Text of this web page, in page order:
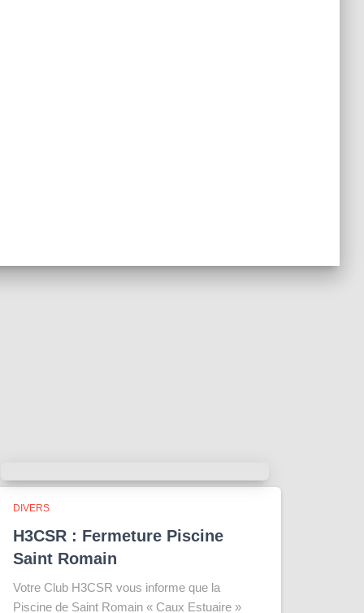
DIVERS
H3CSR : Fermeture Piscine
Saint Romain
Votre Club H3CSR vous informe que la
Piscine de Saint Romain « Caux Estuaire »